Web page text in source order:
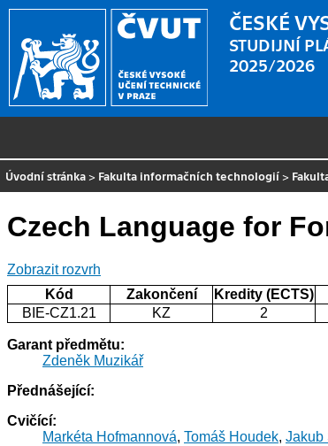
ČESKÉ
STUDIJNÍ
2025/2026
Úvodní stránka > Fakulta informačních technologií >
Czech Language for
Zobrazit rozvrh
Kód
Zakončení Kredity (ECTS)
BIE-CZ1.21
KZ 2
Garant předmětu:
Zdeněk Muzikář
Přednášející:
Cvičící:
Markéta Hofmannová, Tomáš Houdek, Jakub